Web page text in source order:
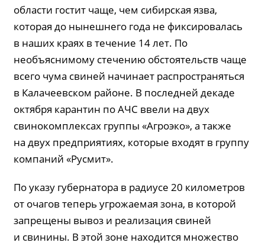
области гостит чаще, чем сибирская язва,
которая до нынешнего года не фиксировалась
в наших краях в течение 14 лет. По
необъяснимому стечению обстоятельств чаще
всего чума свиней начинает распространяться
в Калачеевском районе. В последней декаде
октября карантин по АЧС ввели на двух
свинокомплексах группы «Агроэко», а также
на двух предприятиях, которые входят в группу
компаний «Русмит».
По указу губернатора в радиусе 20 километров
от очагов теперь угрожаемая зона, в которой
запрещены вывоз и реализация свиней
и свинины. В этой зоне находится множество